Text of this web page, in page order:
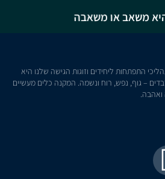
או משאבה
התפתחות ליחידים וזוגות הגישה שלנו היא
– גוף, נפש, רוח ונשמה. המקנה כלים מעשיים